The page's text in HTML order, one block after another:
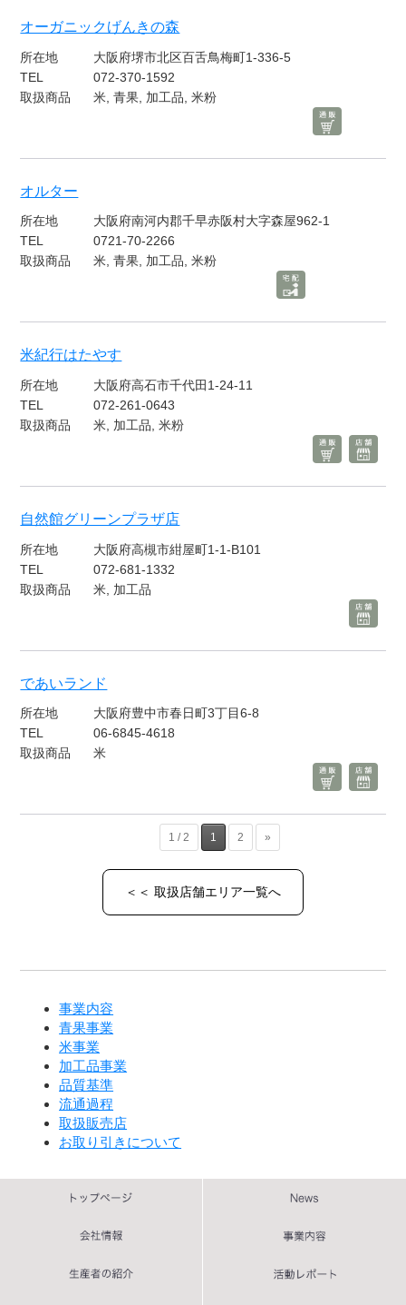
オーガニックげんきの森
所在地
大阪府堺市北区百舌鳥梅町1-336-5
TEL
072-370-1592
取扱商品
米, 青果, 加工品, 米粉
オルター
所在地
大阪府南河内郡千早赤阪村大字森屋962-1
TEL
0721-70-2266
取扱商品
米, 青果, 加工品, 米粉
米紀行はたやす
所在地
大阪府高石市千代田1-24-11
TEL
072-261-0643
取扱商品
米, 加工品, 米粉
自然館グリーンプラザ店
所在地
大阪府高槻市紺屋町1-1-B101
TEL
072-681-1332
取扱商品
米, 加工品
であいランド
所在地
大阪府豊中市春日町3丁目6-8
TEL
06-6845-4618
取扱商品
米
1 / 2 1 2 »
＜＜ 取扱店舗エリア一覧へ
事業内容
青果事業
米事業
加工品事業
品質基準
流通過程
取扱販売店
お取り引きについて